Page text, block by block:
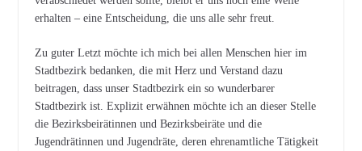
erhalten – eine Entscheidung, die uns alle sehr freut.
Zu guter Letzt möchte ich mich bei allen Menschen hier im
Stadtbezirk bedanken, die mit Herz und Verstand dazu
beitragen, dass unser Stadtbezirk ein so wunderbarer
Stadtbezirk ist. Explizit erwähnen möchte ich an dieser Stelle
die Bezirksbeirätinnen und Bezirksbeiräte und die
Jugendrätinnen und Jugendräte, deren ehrenamtliche Tätigkeit